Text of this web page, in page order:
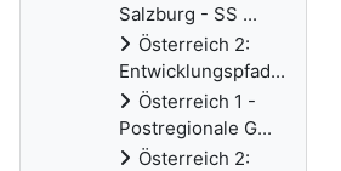
Salzburg - SS ...
Österreich 2:
Entwicklungspfad...
Österreich 1 -
Postregionale G...
Österreich 2: